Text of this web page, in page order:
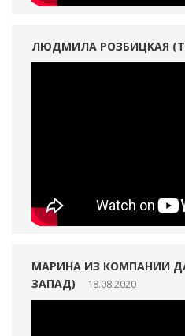
ЛЮДМИЛА РОЗБИЦКАЯ
МАРИНА ИЗ КОМПАНИИ
ЗАПАД)
18.08.2020